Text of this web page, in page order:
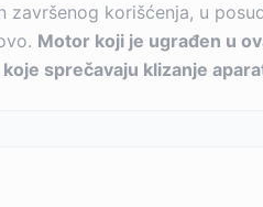
završenog korišćenja, u
Motor koji je ugrađen u
sprečavaju klizanje